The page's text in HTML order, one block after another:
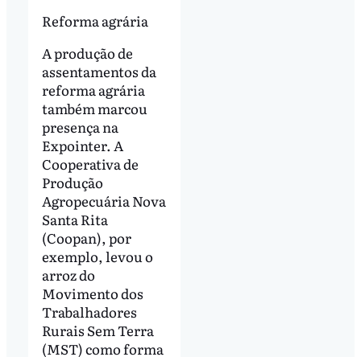
Reforma agrária
A produção de
assentamentos da
reforma agrária
também marcou
presença na
Expointer. A
Cooperativa de
Produção
Agropecuária Nova
Santa Rita
(Coopan), por
exemplo, levou o
arroz do
Movimento dos
Trabalhadores
Rurais Sem Terra
(MST) como forma